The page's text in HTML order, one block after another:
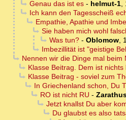
Genau das ist es- helmut-1,
Ich kann den Tagesscheiß
Empathie, Apathie und
Sie haben mich wohl
Was tun?- Oblomow,
Imbezillität ist "geistige
Nennen wir die Dinge mal beim
Klasse Beitrag. Dem ist
Klasse Beitrag - soviel zum
In Griechenland schon, Du
RO ist nicht RU -
Jetzt knallst Du aber
Du glaubst es also